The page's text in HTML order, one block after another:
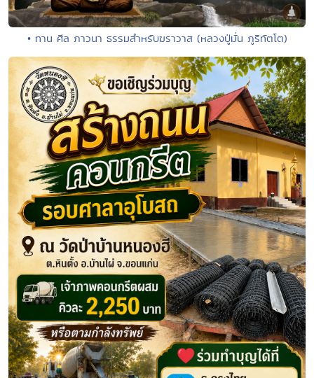
• ทาน ศีล ภาวนา ธรรมสำหรับฆราวาส (หลวงปู่มั่น ภูริทัตโต)